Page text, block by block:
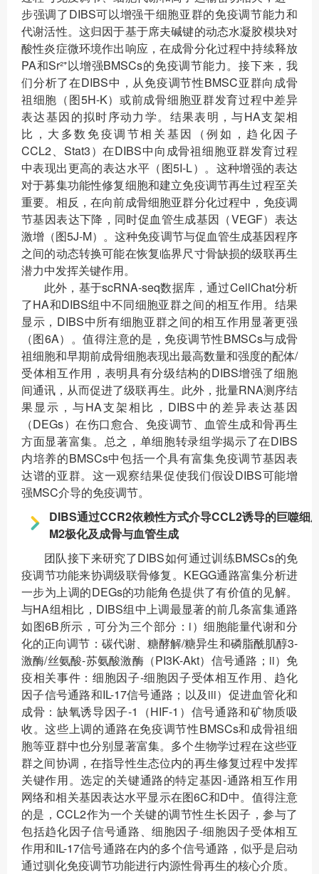
步强调了DIBS可以增强干细胞亚群的免疫调节能力和
代谢活性。这归因于基于席夫碱键的动态水凝胶模块对
酸性炎症微环境作出响应，在成骨分化过程中持续释放
PA和Sr²⁺以增强BMSCs的免疫调节能力。接下来，我
们分析了在DIBS中，从免疫调节性BMSC亚群向成骨
祖细胞（图5H-K）或前成骨细胞亚群发育过程中差异
表达基因的拟时序动力学。结果表明，与HA支架相
比，大多数免疫调节相关基因（例如，趋化因子
CCL2、Stat3）在DIBS中向成骨祖细胞亚群发育过程
中表现出更高的表达水平（图5I-L）。这种增强的表达
对于募集功能性修复细胞和建立免疫调节再生过程至关
重要。相反，在向前成骨细胞亚群分化过程中，免疫调
节基因表达下降，同时促血管生成基因（VEGF）表达
激增（图5J-M）。这种免疫调节与促血管生成基因程序
之间的动态转换可能在恢复临界尺寸骨缺损的级联再生
潜力中发挥关键作用。
此外，基于scRNA-seq数据库，通过CellChat分析
了HA和DIBS组中不同细胞亚群之间的相互作用。结果
显示，DIBS中所有细胞亚群之间的相互作用显著更强
（图6A）。值得注意的是，免疫调节性BMSCs与成骨
祖细胞和早期前成骨细胞表现出最高数量和强度的配体/
受体相互作用，表明具有分级结构的DIBS增强了细胞
间通讯，从而促进了级联再生。此外，批量RNA测序结
果显示，与HA支架相比，DIBS中的差异表达基因
（DEGs）在伤口愈合、免疫调节、血管生成和骨再生
方面显著富集。总之，单细胞转录组学揭示了在DIBS
内培养的BMSCs中包括一个具有富集免疫调节基因表
达谱的亚群。这一观察结果促使我们假设DIBS可能增
强MSC介导的免疫调节。
DIBS通过CCR2依赖性方式介导CCL2诱导的巨噬细
M2极化及成骨与血管生成
团队接下来研究了DIBS如何通过训练BMSCs的免
疫调节功能来协调级联骨修复。KEGG通路富集分析进
一步为上调的DEGs的功能角色提供了有价值的见解。
与HA组相比，DIBS组中上调最显著的前几条富集通路
如图6B所示，可分为三个部分：i）细胞能量代谢和分
化的正向调节：碳代谢、糖酵解/糖异生和磷脂酰肌醇3-
激酶/丝氨酸-苏氨酸激酶（PI3K-Akt）信号通路；ii）免
疫相关事件：细胞因子-细胞因子受体相互作用、趋化
因子信号通路和IL-17信号通路；以及iii）促进血管化和
成骨：缺氧诱导因子-1（HIF-1）信号通路和矿物质吸
收。这些上调的通路在免疫调节性BMSCs和成骨祖细
胞等亚群中也分别显著富集。多个生物学过程在这些亚
群之间协调，在指导性生态位内的再生修复过程中发挥
关键作用。选定的关键通路的特定基因-通路相互作用
网络和相关基因表达水平显示在图6C和D中。值得注意
的是，CCL2作为一个关键的调节性生长因子，参与了
包括趋化因子信号通路、细胞因子-细胞因子受体相互
作用和IL-17信号通路在内的多个信号通路，似乎是启动
通过驯化免疫调节功能进行内源性骨再生的核心介质。